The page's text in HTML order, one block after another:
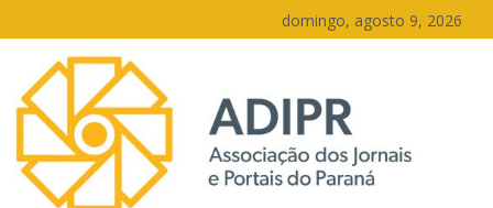
para
conteúdo
domingo, agosto 9, 2026